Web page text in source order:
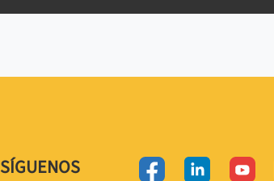
SÍGUENOS